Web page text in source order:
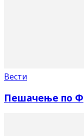
Вести
Пешачење по